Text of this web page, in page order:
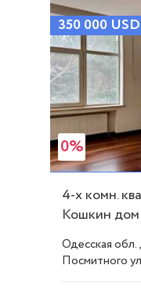
350 000 USD
0%
4-х комн.
Кошкин дом
52347
Одесская
Посмитного